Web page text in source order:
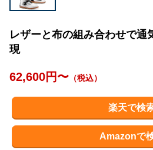
レザーと布の組み合わせで通
現
62,600円〜 （税込）
楽天で検
Amazonで